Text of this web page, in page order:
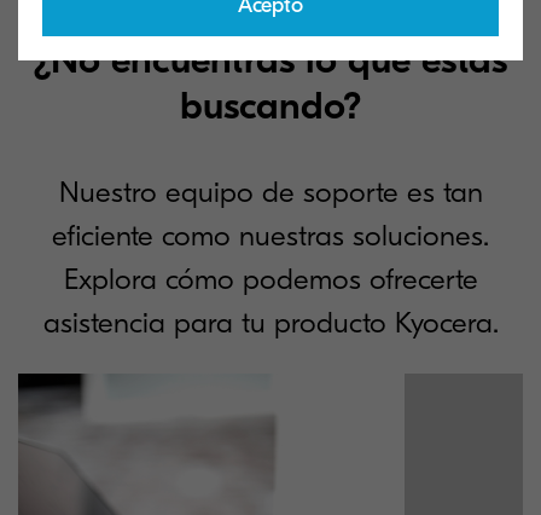
¿No encuentras lo que estás
buscando?
Nuestro equipo de soporte es tan
eficiente como nuestras soluciones.
Explora cómo podemos ofrecerte
asistencia para tu producto Kyocera.
Acepto